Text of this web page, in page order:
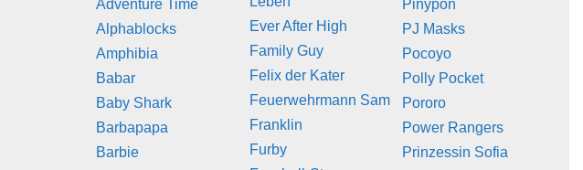
Adventure Time
Alphablocks
Amphibia
Babar
Baby Shark
Barbapapa
Barbie
Ever After High
Family Guy
Felix der Kater
Feuerwehrmann Sam
Franklin
Furby
Pinypon
PJ Masks
Pocoyo
Polly Pocket
Pororo
Power Rangers
Prinzessin Sofia